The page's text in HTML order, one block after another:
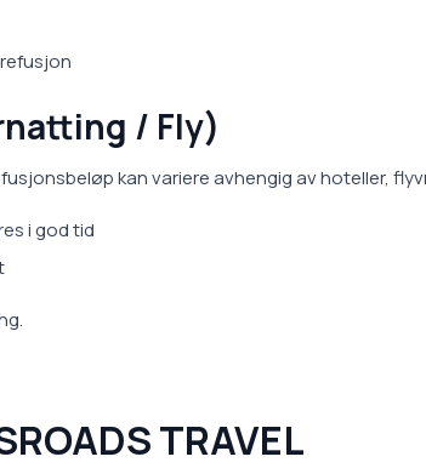
/ Fly)
kan variere avhengig av hoteller,
i god tid
TRAVEL